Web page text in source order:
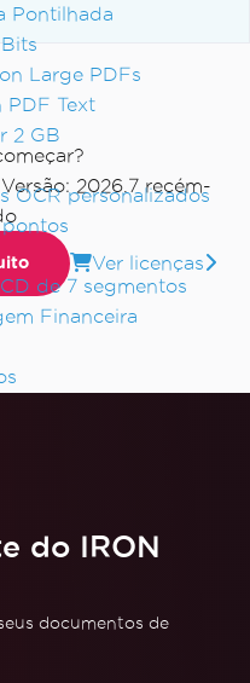
Pontilhada
Large PDFs
PDF Text
2 GB
OCR personalizados
de 7 segmentos
Financeira
Tesseract
não Windows)
execução do IronOCR
não-AVX
Versão: 2026.7 recém-
Ver licenças
do IRON
documentos de